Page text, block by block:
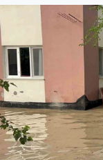
Siyaset
YEREL
Haberde
Tanıtım